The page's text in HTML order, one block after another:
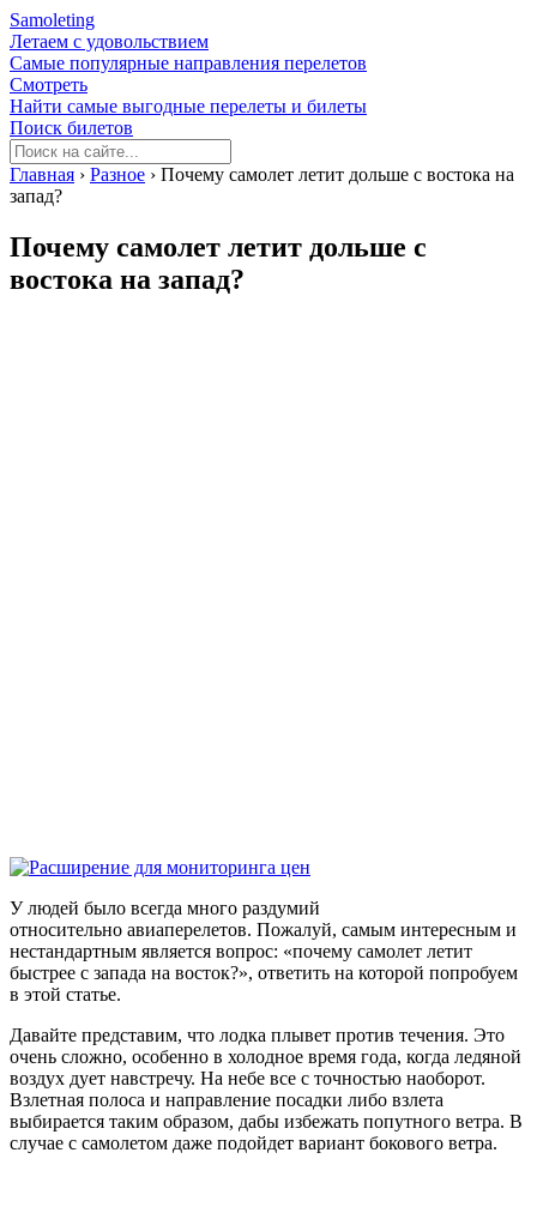
Samoleting
Летаем с удовольствием
Самые популярные направления перелетов
Смотреть
Найти самые выгодные перелеты и билеты
Поиск билетов
Главная › Разное › Почему самолет летит дольше с востока на
запад?
Почему самолет летит дольше с
востока на запад?
У людей было всегда много раздумий
относительно авиаперелетов. Пожалуй, самым интересным и
нестандартным является вопрос: «почему самолет летит
быстрее с запада на восток?», ответить на которой попробуем
в этой статье.
Давайте представим, что лодка плывет против течения. Это
очень сложно, особенно в холодное время года, когда ледяной
воздух дует навстречу. На небе все с точностью наоборот.
Взлетная полоса и направление посадки либо взлета
выбирается таким образом, дабы избежать попутного ветра. В
случае с самолетом даже подойдет вариант бокового ветра.